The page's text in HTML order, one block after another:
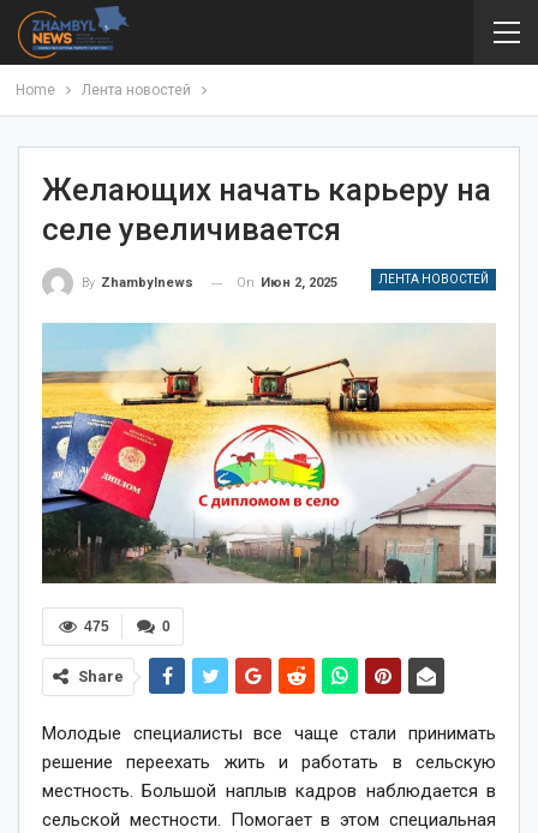
Home Лента новостей
Желающих начать карьеру на
селе увеличивается
ЛЕНТА НОВОСТЕЙ
By Zhambylnews On Июн 2, 2025
0
475
Share
Молодые специалисты все чаще стали принимать
решение переехать жить и работать в сельскую
местность. Большой наплыв кадров наблюдается в
сельской местности. Помогает в этом специальная